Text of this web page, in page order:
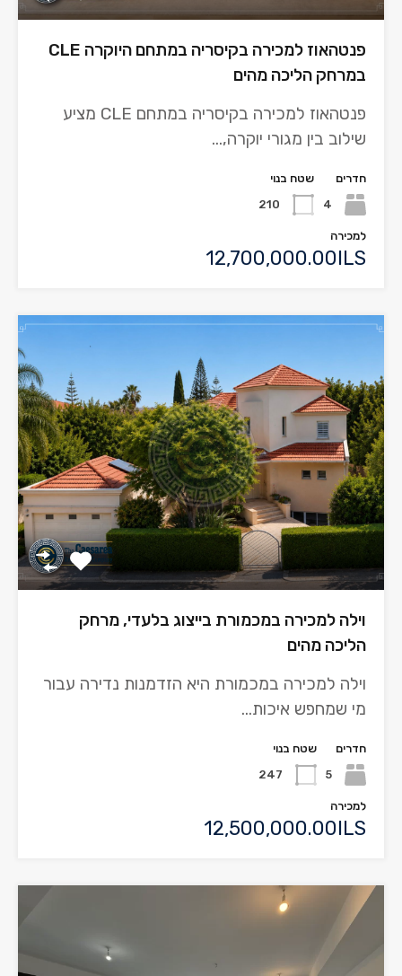
פנטהאוז למכירה בקיסריה במתחם היוקרה CLE
במרחק הליכה מהים
פנטהאוז למכירה בקיסריה במתחם CLE מציע
שילוב בין מגורי יוקרה,…
חדרים
4
שטח בנוי
210
למכירה
12,700,000.00ILS
וילה למכירה במכמורת בייצוג בלעדי, מרחק
הליכה מהים
וילה למכירה במכמורת היא הזדמנות נדירה עבור
מי שמחפש איכות…
חדרים
5
שטח בנוי
247
למכירה
12,500,000.00ILS